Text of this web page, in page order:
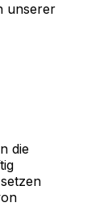
unserer
die